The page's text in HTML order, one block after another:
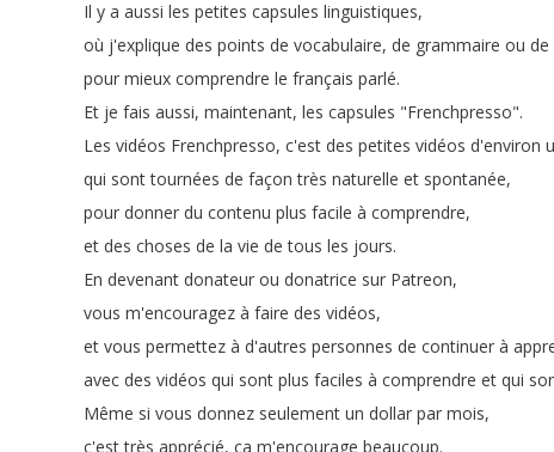
Il y a aussi les petites capsules linguistiques,
où j'explique des points de vocabulaire, de grammaire ou de
pour mieux comprendre le français parlé.
Et je fais aussi, maintenant, les capsules "Frenchpresso".
Les vidéos Frenchpresso, c'est des petites vidéos d'environ
qui sont tournées de façon très naturelle et spontanée,
pour donner du contenu plus facile à comprendre,
et des choses de la vie de tous les jours.
En devenant donateur ou donatrice sur Patreon,
vous m'encouragez à faire des vidéos,
et vous permettez à d'autres personnes de continuer à
avec des vidéos qui sont plus faciles à comprendre et qui
Même si vous donnez seulement un dollar par mois,
c'est très apprécié, ça m'encourage beaucoup.